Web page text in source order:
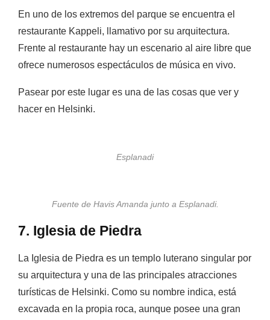
En uno de los extremos del parque se encuentra el
restaurante Kappeli, llamativo por su arquitectura.
Frente al restaurante hay un escenario al aire libre que
ofrece numerosos espectáculos de música en vivo.
Pasear por este lugar es una de las cosas que ver y
hacer en Helsinki.
Esplanadi
Fuente de Havis Amanda junto a Esplanadi.
7. Iglesia de Piedra
La Iglesia de Piedra es un templo luterano singular por
su arquitectura y una de las principales atracciones
turísticas de Helsinki. Como su nombre indica, está
excavada en la propia roca, aunque posee una gran